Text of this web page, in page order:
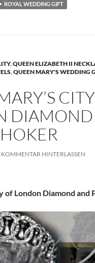
ROYAL WEDDING GIFT
,QUEEN ELIZABETH II
,QUEEN MARY'S WEDDING
KOMMENTAR HINTERLASSEN
of London Diamond and